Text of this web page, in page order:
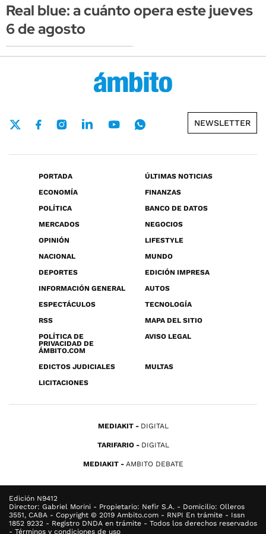
Real blue: a cuánto opera este jueves
6 de agosto
NEWSLETTER
PORTADA
ÚLTIMAS NOTICIAS
ECONOMÍA
FINANZAS
POLÍTICA
BANCO DE DATOS
MERCADOS
NEGOCIOS
OPINIÓN
LIFESTYLE
NACIONAL
MUNDO
DEPORTES
EDICIÓN IMPRESA
INFORMACIÓN GENERAL
AUTOS
ESPECTÁCULOS
TECNOLOGÍA
RSS
MAPA DEL SITIO
POLÍTICA DE
PRIVACIDAD DE
ÁMBITO.COM
AVISO LEGAL
EDICTOS JUDICIALES
MULTAS
LICITACIONES
MEDIAKIT DIGITAL
TARIFARIO DIGITAL
MEDIAKIT AMBITO DEBATE
Edición N9412
Director: Gabriel Morini - Propietario: Nefir S.A. - Domicilio: Olleros
3551, CABA - Copyright © 2019 Ambito.com - RNPI En trámite - Issn
1852 9232 - Registro DNDA en trámite - Todos los derechos reservados
- Términos y condiciones de uso